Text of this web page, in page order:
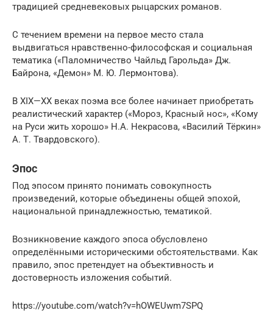
традицией средневековых рыцарских романов.
С течением времени на первое место стала
выдвигаться нравственно-философская и социальная
тематика («Паломничество Чайльд Гарольда» Дж.
Байрона, «Демон» М. Ю. Лермонтова).
В XIX—XX веках поэма все более начинает приобретать
реалистический характер («Мороз, Красный нос», «Кому
на Руси жить хорошо» Н.А. Некрасова, «Василий Тёркин»
А. Т. Твардовского).
Эпос
Под эпосом принято понимать совокупность
произведений, которые объединены общей эпохой,
национальной принадлежностью, тематикой.
Возникновение каждого эпоса обусловлено
определёнными историческими обстоятельствами. Как
правило, эпос претендует на объективность и
достоверность изложения событий.
https://youtube.com/watch?v=hOWEUwm7SPQ